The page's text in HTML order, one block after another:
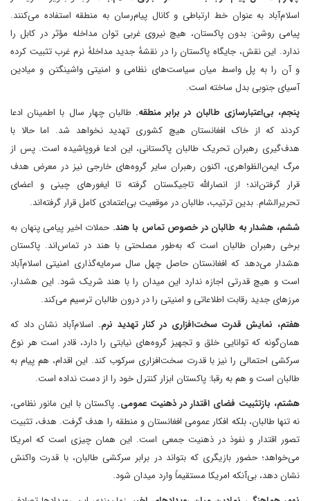
اسلام‌آباد به عنوان خط ارتباطی و کانال پیام‌رسان به منطقه استفاده می‌کنند.
پیامی روشن: بدون پاکستان، هیچ نیروی غربی توان مداخله مؤثر در کابل را
ندارد. این نقش، جایگاه پاکستان را در نقشهٔ جدید مداخلهٔ نرم غرب تثبیت کرده
و آن را به پل واسط میان سیاست‌های نظامی و امنیتی واشینگتن و میادین
آسیای جنوبی بدل ساخته است.
پنجم، بی‌اعتبارسازی طالبان در برابر منطقه. طالبان چهار سال با اطمینان ادعا
کردند که از خاک افغانستان هیچ کشوری تهدید نخواهد شد. اما حالا با
هدف‌گیری رهبران تحریک طالبان پاکستانی، این ادعا فروپاشیده است. پس از
مرگ ایمن‌الظواهری، اکنون رهبران سایر گروه‌های خارجی نیز در معرض هدف
قرار گرفتن‌اند؛ از انصارالله تاجیکستان گرفته تا ایغورهای چینی و اعضای
تحریرالشام. بدین ترتیب، طالبان در موقعیت بی‌اعتمادی کامل قرار گرفته‌اند.
ششم، هشدار به طالبان در خصوص تماس با هند. حملات اخیر پیامی پنهان به
برخی رهبران طالبان است که به‌طور مصلحتی با هند در تماس‌اند. پاکستان
هشدار می‌دهد که افغانستان حاصل چهل سال سرمایه‌گذاری امنیتی اسلام‌آباد
است و هیچ قدرتی اجازه ندارد این میدان را با هند شریک شود. این هشدار،
مرزهای جدید رقابت اطلاعاتی و امنیتی را در درون طالبان ترسیم می‌کند.
هفتم، نمایش قدرت سخت‌افزاری در کنار تهدید نرم. اسلام‌آباد نشان داد که
همان‌گونه که توانایی خلق و تجهیز گروه‌های نیابتی را دارد، قادر است هر نوع
سرکشی احتمالی را نیز با قدرت سخت‌افزاری سرکوب کند. این اقدام، هم پیام به
طالبان است و هم به رقبا: پاکستان ابزار کنترل خود را از دست نداده است.
هشتم، بازتثبیت فضای اقتدار در ذهنیت عمومی. پاکستان با این مانور نظامی،
نه تنها طالبان، بلکه افکار عمومی افغانستان و منطقه را هدف گرفت. هدف، تثبیت
تصور اقتدار و نفوذ در ذهنیت جمعی است. این همان چیزی است که امریکا
می‌خواهد؛ حضور بازیگری که بتواند در برابر سرکشی طالبان، با قدرت واکنش
نشان دهد، بی‌آنکه امریکا مستقیماً وارد میدان شود.